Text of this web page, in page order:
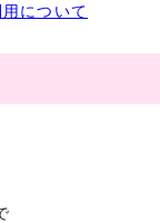
について